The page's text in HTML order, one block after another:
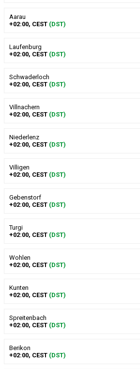
Aarau
+02:00, CEST (DST)
Laufenburg
+02:00, CEST (DST)
Schwaderloch
+02:00, CEST (DST)
Villnachern
+02:00, CEST (DST)
Niederlenz
+02:00, CEST (DST)
Villigen
+02:00, CEST (DST)
Gebenstorf
+02:00, CEST (DST)
Turgi
+02:00, CEST (DST)
Wohlen
+02:00, CEST (DST)
Kunten
+02:00, CEST (DST)
Spreitenbach
+02:00, CEST (DST)
Berikon
+02:00, CEST (DST)